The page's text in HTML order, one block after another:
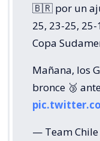
🇧🇷 por un
25, 23-25,
Copa
Mañana, los
bronce 🥉
— Team Chile